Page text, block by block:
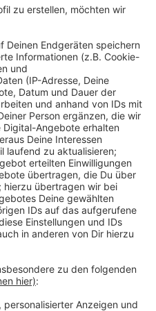
das Auffüllen der
erlaubt. Die
offizieller Teil des Refill-
sind mit einem
gekennzeichnet.
Plastik. Inzwischen
in Lüdinghausen
sind in einer Karte
esHIER.